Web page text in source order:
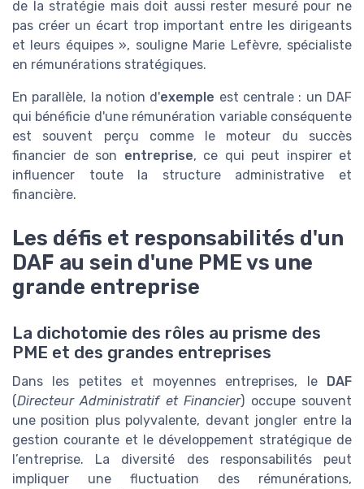
de la stratégie mais doit aussi rester mesuré pour ne
pas créer un écart trop important entre les dirigeants
et leurs équipes », souligne Marie Lefèvre, spécialiste
en rémunérations stratégiques.
En parallèle, la notion d'exemple est centrale : un DAF
qui bénéficie d'une rémunération variable conséquente
est souvent perçu comme le moteur du succès
financier de son entreprise, ce qui peut inspirer et
influencer toute la structure administrative et
financière.
Les défis et responsabilités d'un
DAF au sein d'une PME vs une
grande entreprise
La dichotomie des rôles au prisme des
PME et des grandes entreprises
Dans les petites et moyennes entreprises, le DAF
(Directeur Administratif et Financier) occupe souvent
une position plus polyvalente, devant jongler entre la
gestion courante et le développement stratégique de
l’entreprise. La diversité des responsabilités peut
impliquer une fluctuation des rémunérations,